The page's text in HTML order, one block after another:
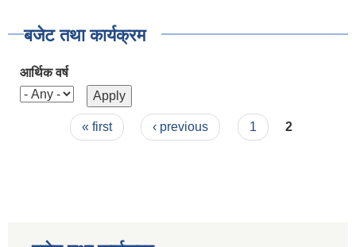
बजेट तथा कार्यक्रम
आर्थिक वर्ष
Pages« first ‹ previous 1 2